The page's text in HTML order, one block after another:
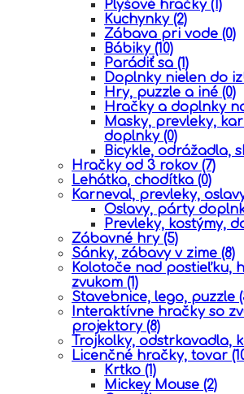
Plyšové hračky (1)
Kuchynky (2)
Zábava pri vode (0)
Bábiky (10)
Parádiť sa (1)
Doplnky nielen do
Hry, puzzle a iné (0)
Hračky a doplnky
Masky, prevleky,
doplnky (0)
Bicykle, odrážadla,
Hračky od 3 rokov (7)
Lehátka, chodítka (0)
Karneval, prevleky,
Oslavy, párty
Prevleky, kostýmy,
Zábavné hry (5)
Sánky, zábavy v zime (8)
Kolotoče nad postieľku,
zvukom (1)
Stavebnice, lego, puzzle
Interaktívne hračky so
projektory (8)
Trojkolky, odstrkavadla,
Licenčné hračky, tovar
Krtko (1)
Mickey Mouse (2)